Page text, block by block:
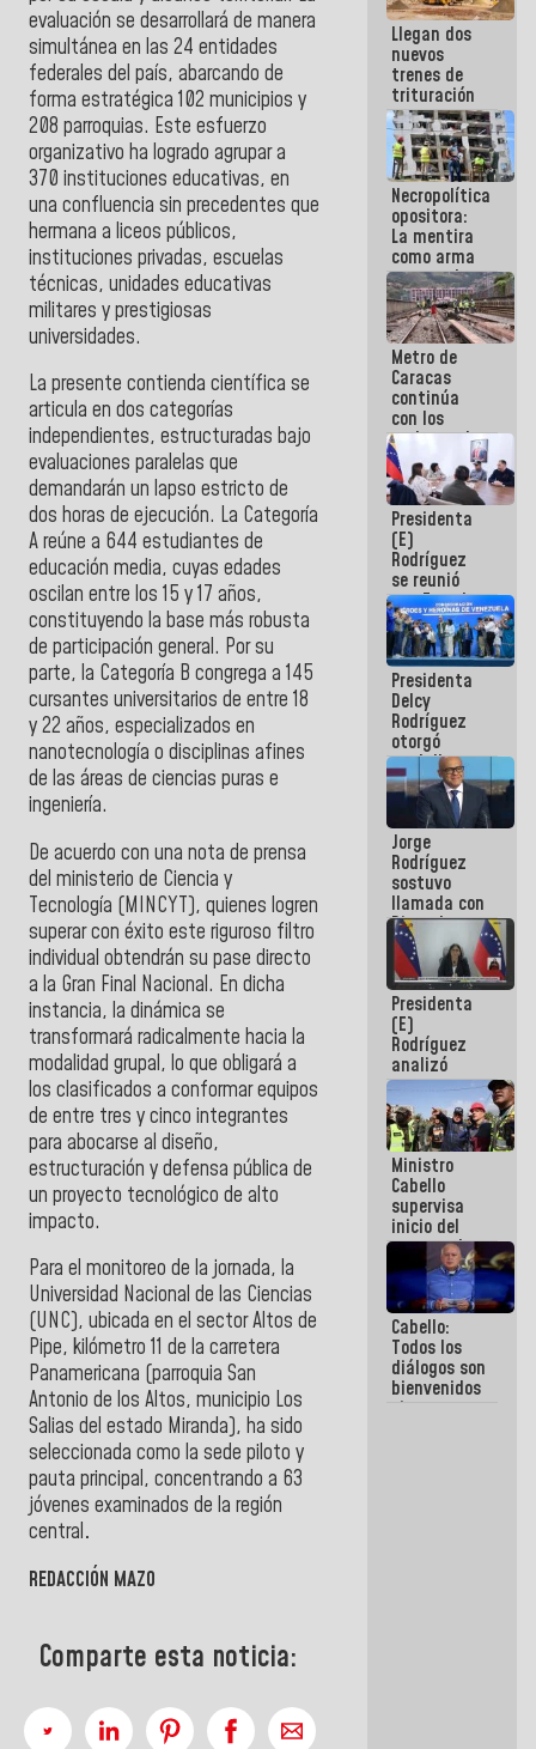
evaluación se desarrollará de manera
simultánea en las 24 entidades
federales del país, abarcando de
forma estratégica 102 municipios y
208 parroquias. Este esfuerzo
organizativo ha logrado agrupar a
370 instituciones educativas, en
una confluencia sin precedentes que
hermana a liceos públicos,
instituciones privadas, escuelas
técnicas, unidades educativas
militares y prestigiosas
universidades.
La presente contienda científica se
articula en dos categorías
independientes, estructuradas bajo
evaluaciones paralelas que
demandarán un lapso estricto de
dos horas de ejecución. La Categoría
A reúne a 644 estudiantes de
educación media, cuyas edades
oscilan entre los 15 y 17 años,
constituyendo la base más robusta
de participación general. Por su
parte, la Categoría B congrega a 145
cursantes universitarios de entre 18
y 22 años, especializados en
nanotecnología o disciplinas afines
de las áreas de ciencias puras e
ingeniería.
De acuerdo con una nota de prensa
del ministerio de Ciencia y
Tecnología (MINCYT), quienes logren
superar con éxito este riguroso filtro
individual obtendrán su pase directo
a la Gran Final Nacional. En dicha
instancia, la dinámica se
transformará radicalmente hacia la
modalidad grupal, lo que obligará a
los clasificados a conformar equipos
de entre tres y cinco integrantes
para abocarse al diseño,
estructuración y defensa pública de
un proyecto tecnológico de alto
impacto.
Para el monitoreo de la jornada, la
Universidad Nacional de las Ciencias
(UNC), ubicada en el sector Altos de
Pipe, kilómetro 11 de la carretera
Panamericana (parroquia San
Antonio de los Altos, municipio Los
Salias del estado Miranda), ha sido
seleccionada como la sede piloto y
pauta principal, concentrando a 63
jóvenes examinados de la región
central.
REDACCIÓN MAZO
Comparte esta noticia:
que haces
es
embarrarla
Llegan dos
nuevos
trenes de
trituración
para
optimizar
manejo de
escombros
en La Guaira
Necropolítica
opositora:
La mentira
como arma
contra el
Pueblo
Metro de
Caracas
continúa
con los
trabajos de
mantenimiento
e inspección
en la Línea 2
Presidenta
(E)
Rodríguez
se reunió
con Estado
Mayor
Eléctrico
para
abordar
planes de
acción
Presidenta
Delcy
Rodríguez
otorgó
medalla
"Héroe de
Venezuela"
a servidores
públicos
Jorge
Rodríguez
sostuvo
llamada con
Dinorah
Figuera y
acuerdan
primer
encuentro
presencial
para el
diálogo
Presidenta
(E)
Rodríguez
analizó
junto a
gobernadores
planes de
recuperación
del Sistema
Eléctrico
Nacional
Ministro
Cabello
supervisa
inicio del
proceso de
demolición
de
edificaciones
declaradas
en riesgo en
La Guaira
(+Fotos)
Cabello:
Todos los
diálogos son
bienvenidos
siempre que